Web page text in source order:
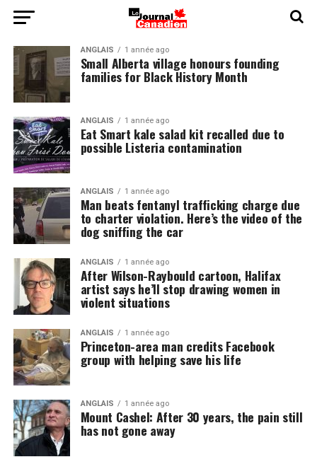
ANGLAIS 1 année ago
Small Alberta village honours founding
families for Black History Month
ANGLAIS 1 année ago
Eat Smart kale salad kit recalled due to
possible Listeria contamination
ANGLAIS 1 année ago
Man beats fentanyl trafficking charge due
to charter violation. Here’s the video of the
dog sniffing the car
ANGLAIS 1 année ago
After Wilson-Raybould cartoon, Halifax
artist says he’ll stop drawing women in
violent situations
ANGLAIS 1 année ago
Princeton-area man credits Facebook
group with helping save his life
ANGLAIS 1 année ago
Mount Cashel: After 30 years, the pain still
has not gone away